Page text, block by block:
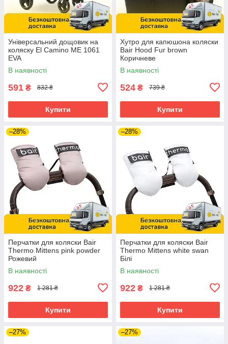
Універсальний дощовик на
коляску El Camino ME 1061
EVA
В наявності
591 ₴ 832 ₴
Купити
Хутро для капюшона коляски
Bair Hood Fur brown
Коричневе
В наявності
524 ₴ 739 ₴
Купити
–28%
Перчатки для коляски Bair
Thermo Mittens pink powder
Рожевий
В наявності
922 ₴ 1 281 ₴
Купити
–28%
Перчатки для коляски Bair
Thermo Mittens white swan
Білі
В наявності
922 ₴ 1 281 ₴
Купити
–27% –27%